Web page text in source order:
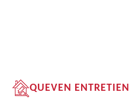
QUEVEN ENTRETIEN